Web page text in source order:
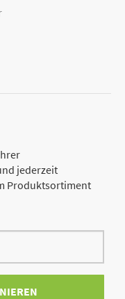
jederzeit
Produktsortiment